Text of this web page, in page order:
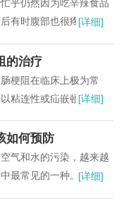
乎仍然因为吃辛辣食品
有时腹部也很疼痛。我
[详细]
的治疗
梗阻在临床上极为常
粘连性或疝嵌顿为最
[详细]
如何预防
气和水的污染，越来越
最常见的一种。肠梗阻
[详细]